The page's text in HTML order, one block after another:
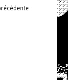
: